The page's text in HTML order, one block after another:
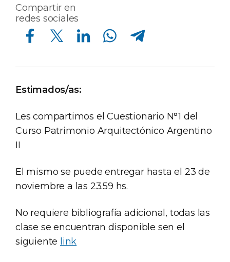
Compartir en
redes sociales
Compartir en Facebook Compartir en Twitter Compartir en Linkedin Compartir en Whatsapp Compartir en Telegram
Estimados/as:
Les compartimos el Cuestionario N°1 del
Curso Patrimonio Arquitectónico Argentino
II
El mismo se puede entregar hasta el 23 de
noviembre a las 23.59 hs.
No requiere bibliografía adicional, todas las
clase se encuentran disponible sen el
siguiente link